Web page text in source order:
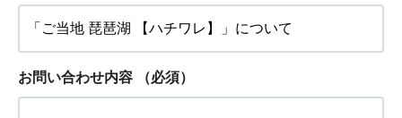
お問い合わせ内容 （必須）